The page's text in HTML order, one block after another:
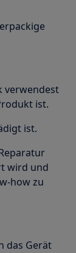
verwendest
ist.
ist.
wird und
how zu
das Gerät